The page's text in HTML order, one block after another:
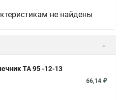
не найдены
ТА 95 -12-13
66,14 ₽